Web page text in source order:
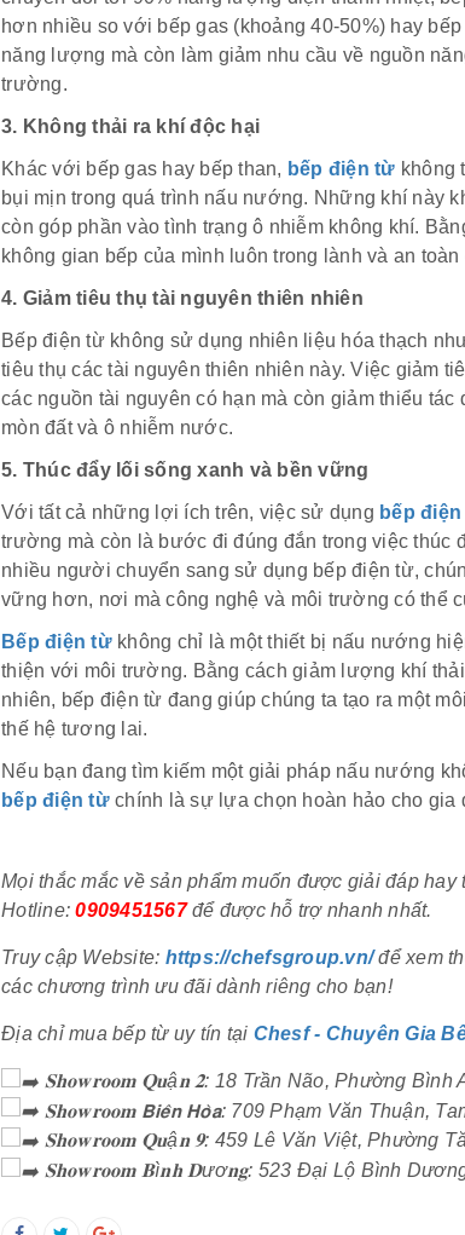
hơn nhiều so với bếp gas (khoảng 40-50%) hay
năng lượng mà còn làm giảm nhu cầu về nguồn
trường.
3. Không thải ra khí độc hại
Khác với bếp gas hay bếp than, bếp điện từ không
bụi mịn trong quá trình nấu nướng. Những khí này
còn góp phần vào tình trạng ô nhiễm không khí.
không gian bếp của mình luôn trong lành và an
4. Giảm tiêu thụ tài nguyên thiên nhiên
Bếp điện từ không sử dụng nhiên liệu hóa thạch
tiêu thụ các tài nguyên thiên nhiên này. Việc giảm
các nguồn tài nguyên có hạn mà còn giảm thiểu
mòn đất và ô nhiễm nước.
5. Thúc đẩy lối sống xanh và bền vững
Với tất cả những lợi ích trên, việc sử dụng bếp
trường mà còn là bước đi đúng đắn trong việc thúc
nhiều người chuyển sang sử dụng bếp điện từ,
vững hơn, nơi mà công nghệ và môi trường có thể
Bếp điện từkhông chỉ là một thiết bị nấu nướng
thiện với môi trường. Bằng cách giảm lượng khí
nhiên, bếp điện từ đang giúp chúng ta tạo ra một
thế hệ tương lai.
Nếu bạn đang tìm kiếm một giải pháp nấu nướng
bếp điện từchính là sự lựa chọn hoàn hảo cho gia
Mọi thắc mắc về sản phẩm muốn được giải đáp
Hotline:0909451567để được hỗ trợ nhanh nhất.
Truy cập Website: https://chefsgroup.vn/để xem
các chương trình ưu đãi dành riêng cho bạn!
Địa chỉ mua bếp từ uy tín tại Chesf - Chuyên Gia
𝐒𝐡𝐨𝐰𝐫𝐨𝐨𝐦 𝐐𝐮ậ𝐧 𝟐: 18 Trần Não, Phường Bình
𝐒𝐡𝐨𝐰𝐫𝐨𝐨𝐦 𝗕𝗶𝗲̂𝗻 𝗛𝗼̀𝗮: 709 Phạm Văn Thuận,
𝐒𝐡𝐨𝐰𝐫𝐨𝐨𝐦 𝐐𝐮ậ𝐧 𝟗: 459 Lê Văn Việt, Phường
𝐒𝐡𝐨𝐰𝐫𝐨𝐨𝐦 𝐁ì𝐧𝐡 𝐃ươ𝐧𝐠: 523 Đại Lộ Bình